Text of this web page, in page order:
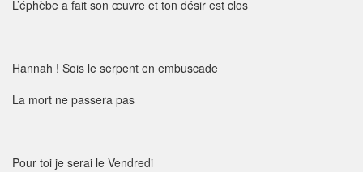
L’éphèbe a fait son œuvre et ton désir est clos
Hannah ! Sois le serpent en embuscade
La mort ne passera pas
Pour toi je serai le Vendredi